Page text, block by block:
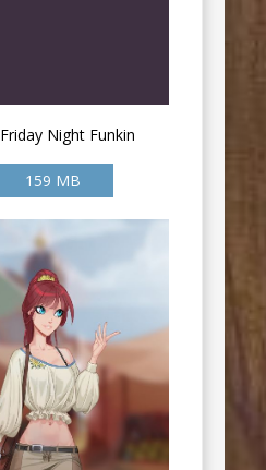
Friday Night Funkin
159 MB